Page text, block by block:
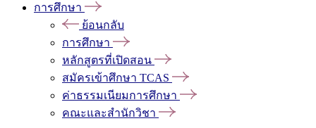
การศึกษา
ย้อนกลับ
การศึกษา
หลักสูตรที่เปิดสอน
สมัครเข้าศึกษา TCAS
ค่าธรรมเนียมการศึกษา
คณะและสำนักวิชา